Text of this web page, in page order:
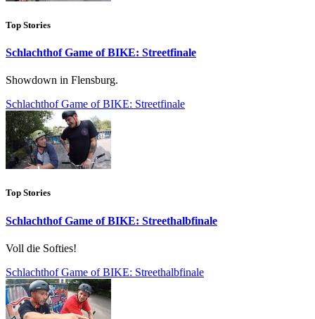
Top Stories
Schlachthof Game of BIKE: Streetfinale
Showdown in Flensburg.
Schlachthof Game of BIKE: Streetfinale
Top Stories
Schlachthof Game of BIKE: Streethalbfinale
Voll die Softies!
Schlachthof Game of BIKE: Streethalbfinale